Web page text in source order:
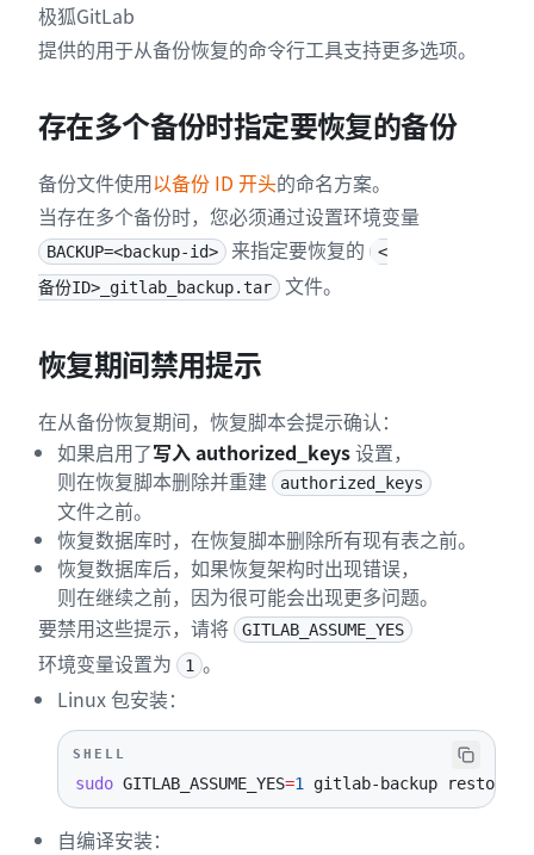
极狐GitLab
提供的用于从备份恢复的命令行工具支持更多选项。
存在多个备份时指定要恢复的备份
备份文件使用以备份 ID 开头的命名方案。
当存在多个备份时，您必须通过设置环境变量
BACKUP=<backup-id> 来指定要恢复的
<
备份ID>_gitlab_backup.tar
文件。
恢复期间禁用提示
在从备份恢复期间，恢复脚本会提示确认：
如果启用了写入 authorized_keys设置，
则在恢复脚本删除并重建
authorized_keys
文件之前。
恢复数据库时，在恢复脚本删除所有现有表之前。
恢复数据库后，如果恢复架构时出现错误，
则在继续之前，因为很可能会出现更多问题。
要禁用这些提示，请将
GITLAB_ASSUME_YES
环境变量设置为 1 。
Linux 包安装：
SHELL
sudo GITLAB_ASSUME_YES=1 gitlab-backup restore
自编译安装：